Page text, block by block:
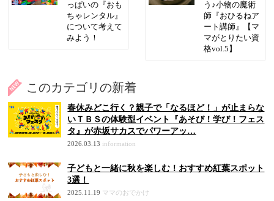
っぱいの『おも
ちゃレンタル』
について考えて
みよう！
う♪小物の魔術
師『おひるねア
ート講師』【マ
マがとりたい資
格vol.5】
このカテゴリの新着
春休みどこ行く？親子で「なるほど！」が止まらな
いＴＢＳの体験型イベント『あそび！学び！フェス
タ』が赤坂サカスでパワーアッ…
2026.03.13 information
子どもと一緒に秋を楽しむ！おすすめ紅葉スポット
3選！
2025.11.19 ママのおでかけ